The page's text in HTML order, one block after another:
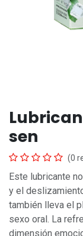
sen
(0
Este lubricante
y el
también lleva el
sexo oral. La
dimensión